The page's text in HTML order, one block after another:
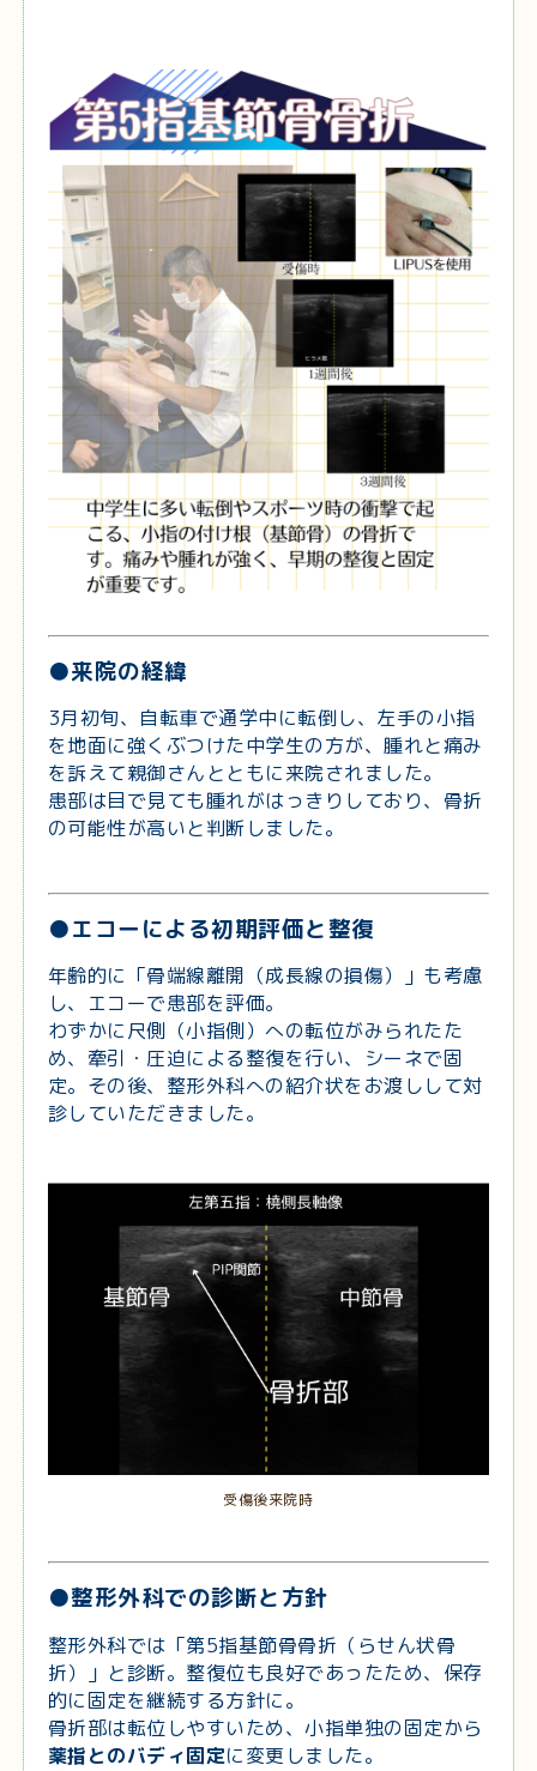
●来院の経緯
3月初旬、自転車で通学中に転倒し、左手の小指
を地面に強くぶつけた中学生の方が、腫れと痛み
を訴えて親御さんとともに来院されました。
患部は目で見ても腫れがはっきりしており、骨折
の可能性が高いと判断しました。
●エコーによる初期評価と整復
年齢的に「骨端線離開（成長線の損傷）」も考慮
し、エコーで患部を評価。
わずかに尺側（小指側）への転位がみられたた
め、牽引・圧迫による整復を行い、シーネで固
定。その後、整形外科への紹介状をお渡しして対
診していただきました。
受傷後来院時
●整形外科での診断と方針
整形外科では「第5指基節骨骨折（らせん状骨
折）」と診断。整復位も良好であったため、保存
的に固定を継続する方針に。
骨折部は転位しやすいため、小指単独の固定から
薬指とのバディ固定に変更しました。